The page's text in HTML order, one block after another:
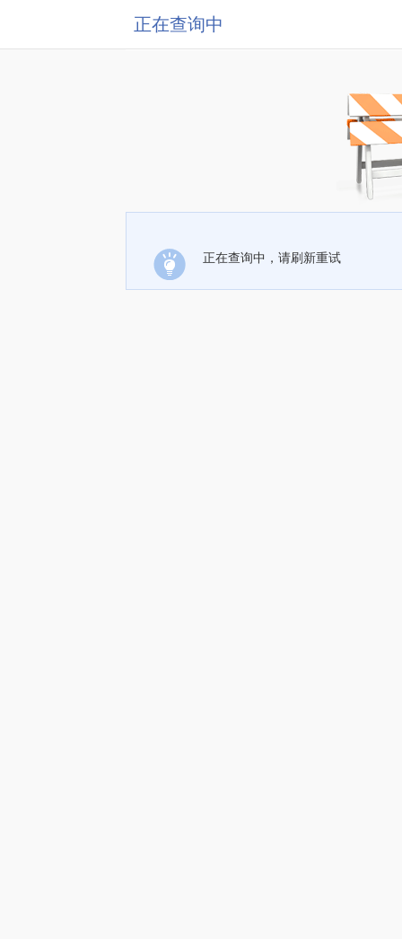
正在查询中
正在查询中，请刷新重试